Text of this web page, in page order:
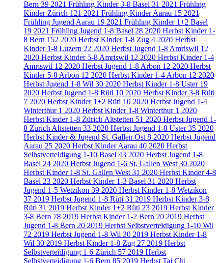
Bern 39 2021 Frühling Kinder 3-8 Basel 31 2021 Frühling
Kinder Zürich 121 2021 Frühling Kinder Aarau 15 2021
Frühling Jugend Aarau 19 2021 Frühling Kinder 1+2 Basel
19 2021 Frühling Jugend 1-8 Basel 28 2020 Herbst Kinder 1-
8 Bern 152 2020 Herbst Kinder 1-8 Zug 4 2020 Herbst
Kinder 1-8 Luzern 22 2020 Herbst Jugend 1-8 Amriswil 12
2020 Herbst Kinder 5-8 Amriswil 12 2020 Herbst Kinder 1-4
Amriswil 12 2020 Herbst Jugend 1-8 Arbon 12 2020 Herbst
Kinder 5-8 Arbon 12 2020 Herbst Kinder 1-4 Arbon 12 2020
Herbst Jugend 1-8 Wil 30 2020 Herbst Kinder 1-8 Uster 19
2020 Herbst Jugend 1-8 Rüti 10 2020 Herbst Kinder 3-8 Rüti
7 2020 Herbst Kinder 1+2 Rüti 10 2020 Herbst Jugend 1-4
Winterthur 1 2020 Herbst Kinder 1-8 Winterthur 1 2020
Herbst Kinder 1-8 Zürich Altstetten 51 2020 Herbst Jugend 1-
8 Zürich Altstetten 33 2020 Herbst Jugend 1-8 Uster35 2020
Herbst Kinder & Jugend St. Gallen Ost 8 2020 Herbst Jugend
Aarau 25 2020 Herbst Kinder Aarau 40 2020 Herbst
Selbstverteidigung 1-10 Basel 43 2020 Herbst Jugend 1-8
Basel 24 2020 Herbst Jugend 1-6 St. Gallen West 30 2020
Herbst Kinder 1-8 St. Gallen West 31 2020 Herbst Kinder 4-8
Basel 23 2020 Herbst Kinder 1-3 Basel 31 2020 Herbst
Jugend 1-5 Wetzikon 39 2020 Herbst Kinder 1-8 Wetzikon
37 2019 Herbst Jugend 1-8 Rüti 31 2019 Herbst Kinder 3-8
Rüti 31 2019 Herbst Kinder 1+2 Rüti 23 2019 Herbst Kinder
3-8 Bern 78 2019 Herbst Kinder 1-2 Bern 20 2019 Herbst
Jugend 1-8 Bern 20 2019 Herbst Selbstverteidigung 1-10 Wil
72 2019 Herbst Jugend 1-8 Wil 30 2019 Herbst Kinder 1-8
Wil 30 2019 Herbst Kinder 1-8 Zug 27 2019 Herbst
Selbstverteidigung 1-6 Zürich 57 2019 Herbst
Selbstverteidigung 1-6 Bern 85 2019 Herbst Tai Chi